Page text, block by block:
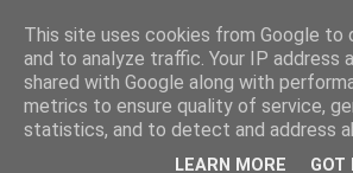
Periódico diario especializado en noticias e
empresarial y económica
This site uses cookies from Google to
and to analyze traffic. Your IP address
shared with Google along with
metrics to ensure quality of service,
statistics, and to detect and address
LEARN MORE GOT